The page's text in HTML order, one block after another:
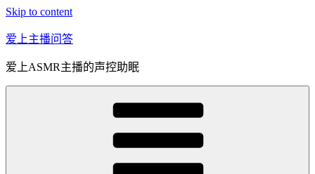
Skip to content
爱上主播问答
爱上ASMR主播的声控助眠